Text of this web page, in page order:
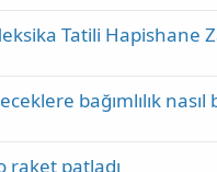
Tatili Hapishane
bağımlılık
raket patladı